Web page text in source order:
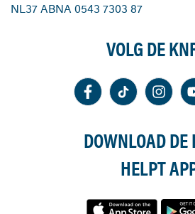
NL37 ABNA 0543 7303 87
VOLG DE
DOWNLOAD DE
HELPT